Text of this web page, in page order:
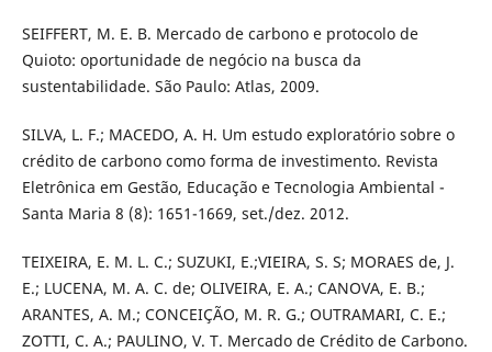
SEIFFERT, M. E. B. Mercado de carbono e protocolo de
Quioto: oportunidade de negócio na busca da
sustentabilidade. São Paulo: Atlas, 2009.
SILVA, L. F.; MACEDO, A. H. Um estudo exploratório sobre o
crédito de carbono como forma de investimento. Revista
Eletrônica em Gestão, Educação e Tecnologia Ambiental -
Santa Maria 8 (8): 1651-1669, set./dez. 2012.
TEIXEIRA, E. M. L. C.; SUZUKI, E.;VIEIRA, S. S; MORAES de, J.
E.; LUCENA, M. A. C. de; OLIVEIRA, E. A.; CANOVA, E. B.;
ARANTES, A. M.; CONCEIÇÃO, M. R. G.; OUTRAMARI, C. E.;
ZOTTI, C. A.; PAULINO, V. T. Mercado de Crédito de Carbono.